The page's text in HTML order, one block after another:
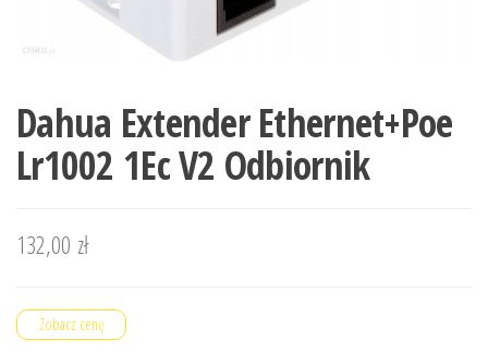
Dahua Extender Ethernet+Poe
Lr1002 1Ec V2 Odbiornik
132,00 zł
Zobacz cenę